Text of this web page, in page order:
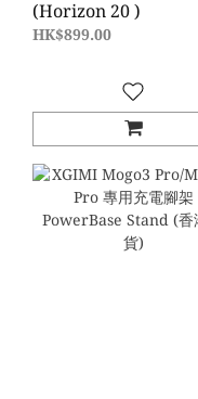
(Horizon 20 )
HK$899.00